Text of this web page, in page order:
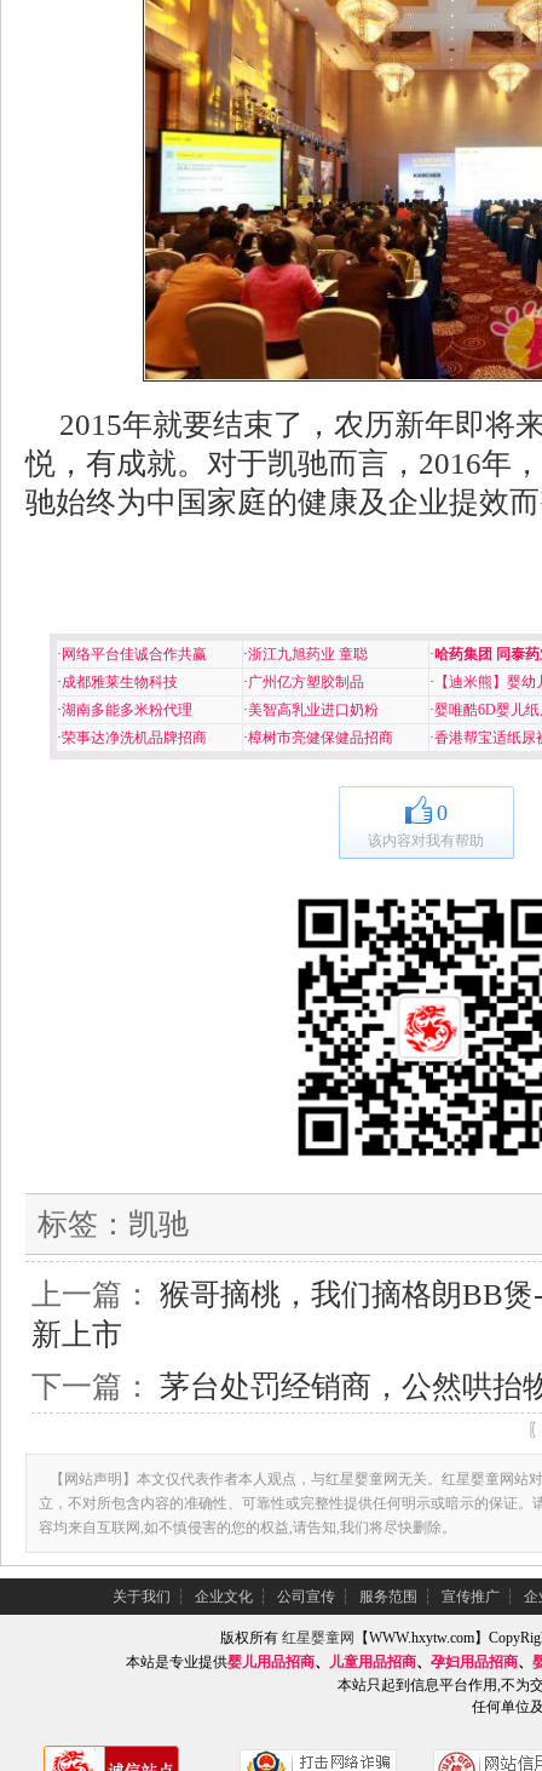
2015年就要结束了，农历新年即将
悦，有成就。对于凯驰而言，2016年
驰始终为中国家庭的健康及企业提效
· 网络平台佳诚合作共赢 ·浙江九旭药业 童聪 ·哈药集团 同泰
·成都雅莱生物科技 ·广州亿方塑胶制品 · 【迪米熊】婴幼
·湖南多能多米粉代理 ·美智高乳业进口奶粉 ·婴唯酷6D婴儿
·荣事达净洗机品牌招商 ·樟树市亮健保健品招商 ·香港帮宝适纸尿
0
该内容对我有帮助
标签： 凯驰
上一篇： 猴哥摘桃，我们摘格朗BB
新上市
下一篇： 茅台处罚经销商，公然哄抬
【网站声明】本文仅代表作者本人观点，与红星婴童网无关。红星婴童网站
立，不对所包含内容的准确性、可靠性或完整性提供任何明示或暗示的保证。
容均来自互联网,如不慎侵害的您的权益,请告知,我们将尽快删除。
关于我们 ┆ 企业文化 ┆ 公司宣传 ┆ 服务范围 ┆ 宣传推广 ┆ 企
版权所有红星婴童网
【WWW.hxytw.com】
本站是专业提供婴儿用品招商、 儿童用品招商、 孕妇用品招商、
本站只起到信息平台作用,不为
任何单位